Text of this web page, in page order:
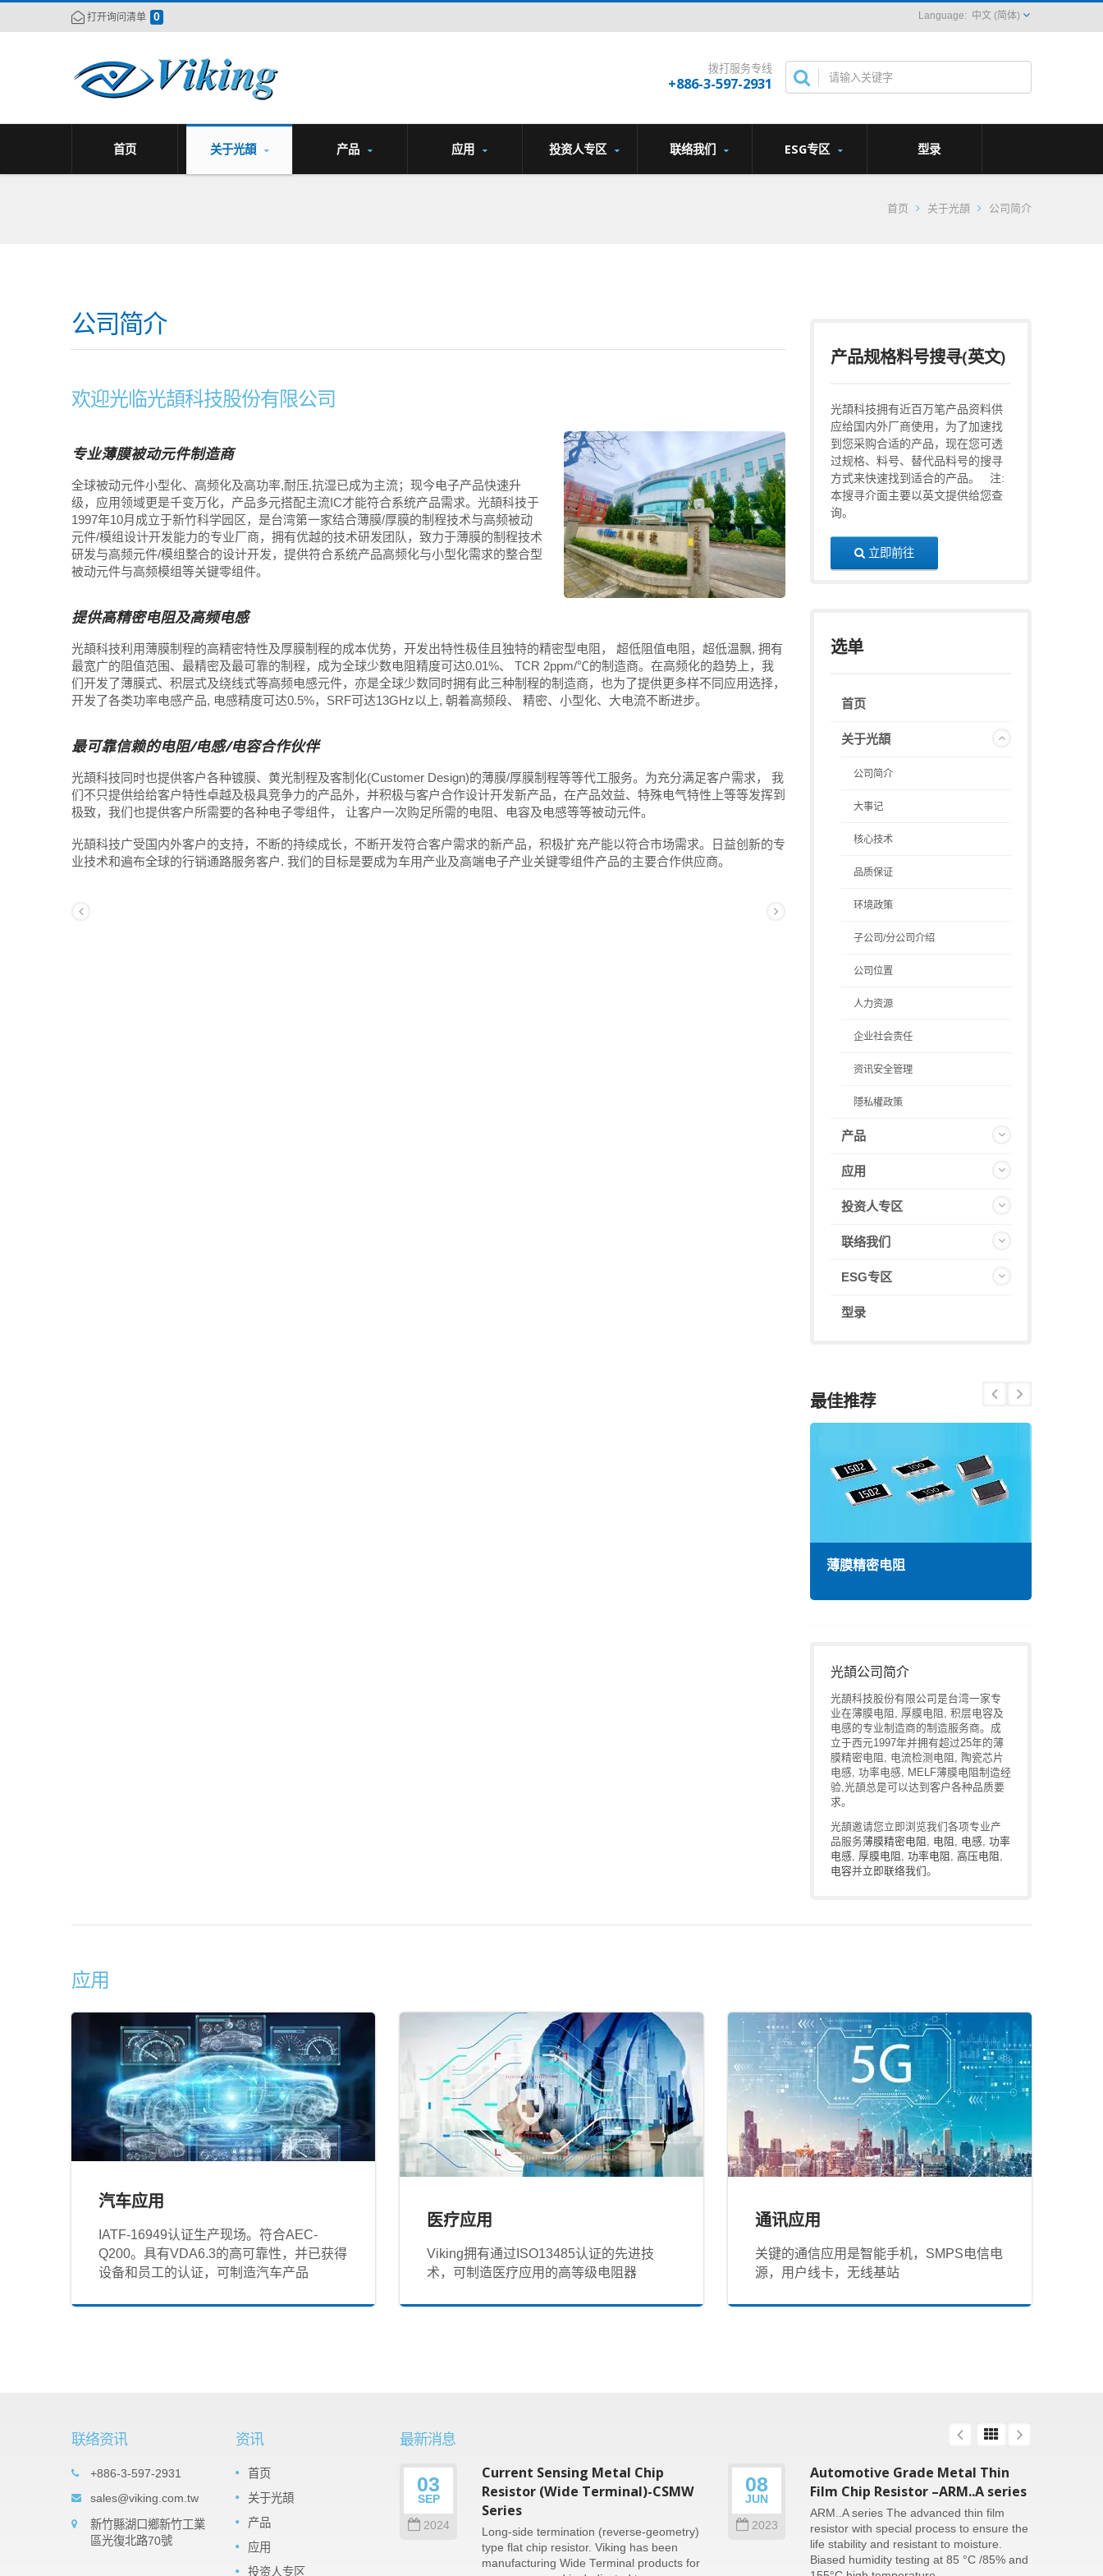
打开询问清单 0 中文 (简体)
拨打服务专线
+886-3-597-2931
首页 关于光頡 产品 应用 投资人专区 联络我们 ESG专区 型录
首页 关于光頡 公司简介
公司简介
欢迎光临光頡科技股份有限公司
专业薄膜被动元件制造商
全球被动元件小型化、高频化及高功率,耐压,抗湿已成为主流；现今电子产品快速升
级，应用领域更是千变万化，产品多元搭配主流IC才能符合系统产品需求。光頡科技于
1997年10月成立于新竹科学园区，是台湾第一家结合薄膜/厚膜的制程技术与高频被动
元件/模组设计开发能力的专业厂商，拥有优越的技术研发团队，致力于薄膜的制程技术
研发与高频元件/模组整合的设计开发，提供符合系统产品高频化与小型化需求的整合型
被动元件与高频模组等关键零组件。
提供高精密电阻及高频电感
光頡科技利用薄膜制程的高精密特性及厚膜制程的成本优势，开发出特性极佳且独特的精密型电阻， 超低阻值电阻，超低温飘, 拥有
最宽广的阻值范围、最精密及最可靠的制程，成为全球少数电阻精度可达0.01%、 TCR 2ppm/℃的制造商。在高频化的趋势上，我
们开发了薄膜式、积层式及绕线式等高频电感元件，亦是全球少数同时拥有此三种制程的制造商，也为了提供更多样不同应用选择，
开发了各类功率电感产品, 电感精度可达0.5%，SRF可达13GHz以上, 朝着高频段、 精密、小型化、大电流不断进步。
最可靠信赖的电阻/电感/电容合作伙伴
光頡科技同时也提供客户各种镀膜、黄光制程及客制化(Customer Design)的薄膜/厚膜制程等等代工服务。为充分满足客户需求， 我
们不只提供给给客户特性卓越及极具竞争力的产品外，并积极与客户合作设计开发新产品，在产品效益、特殊电气特性上等等发挥到
极致，我们也提供客户所需要的各种电子零组件， 让客户一次购足所需的电阻、电容及电感等等被动元件。
光頡科技广受国内外客户的支持，不断的持续成长，不断开发符合客户需求的新产品，积极扩充产能以符合市场需求。日益创新的专
业技术和遍布全球的行销通路服务客户. 我们的目标是要成为车用产业及高端电子产业关键零组件产品的主要合作供应商。
产品规格料号搜寻(英文)
光頡科技拥有近百万笔产品资料供
应给国内外厂商使用，为了加速找
到您采购合适的产品，现在您可透
过规格、料号、替代品料号的搜寻
方式来快速找到适合的产品。 注:
本搜寻介面主要以英文提供给您查
询。
立即前往
选单
首页
关于光頡
公司简介
大事记
核心技术
品质保证
环境政策
子公司/分公司介绍
公司位置
人力资源
企业社会责任
资讯安全管理
隱私權政策
产品
应用
投资人专区
联络我们
ESG专区
型录
最佳推荐
薄膜精密电阻
光頡公司简介
光頡科技股份有限公司是台湾一家专
业在薄膜电阻, 厚膜电阻, 积层电容及
电感的专业制造商的制造服务商。成
立于西元1997年并拥有超过25年的薄
膜精密电阻, 电流检测电阻, 陶瓷芯片
电感, 功率电感, MELF薄膜电阻制造经
验,光頡总是可以达到客户各种品质要
求。
光頡邀请您立即浏览我们各项专业产
品服务薄膜精密电阻 , 电阻 , 电感, 功率
电感, 厚膜电阻 , 功率电阻 , 高压电阻 ,
电容并立即联络我们。
应用
汽车应用
IATF‐16949认证生产现场。符合AEC-
Q200。具有VDA6.3的高可靠性，并已获得
设备和员工的认证，可制造汽车产品
医疗应用
Viking拥有通过ISO13485认证的先进技
术，可制造医疗应用的高等级电阻器
通讯应用
关键的通信应用是智能手机，SMPS电信电
源，用户线卡，无线基站
联络资讯
+886-3-597-2931
sales@viking.com.tw
新竹縣湖口鄉新竹工業
區光復北路70號
资讯
首页
关于光頡
产品
应用
投资人专区
最新消息
05
SEP
2022
Important products: Tantalum
Nitride (TaN) Thin Film Precision
Chip Resistor -TAR Series
The TaN (tantalum nitride) film is a
moisture impervious tantalum pentoxide
barrier layer that can against high relative
03
SEP
2024
Current Sensing Metal Chip
Resistor (Wide Terminal)-CSMW
Series
Long-side termination (reverse-geometry)
type flat chip resistor. Viking has been
manufacturing Wide Terminal products for
08
JUN
2023
Automotive Grade Metal Thin
Film Chip Resistor –ARM..A series
ARM..A series The advanced thin film
resistor with special process to ensure the
life stability and resistant to moisture.
Biased humidity testing at 85 °C /85% and